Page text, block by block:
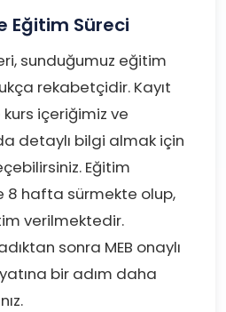
Eğitim Süreci
sunduğumuz eğitim
rekabetçidir. Kayıt
içeriğimiz ve
detaylı bilgi almak için
Eğitim
8 hafta sürmekte olup,
verilmektedir.
sonra MEB onaylı
bir adım daha